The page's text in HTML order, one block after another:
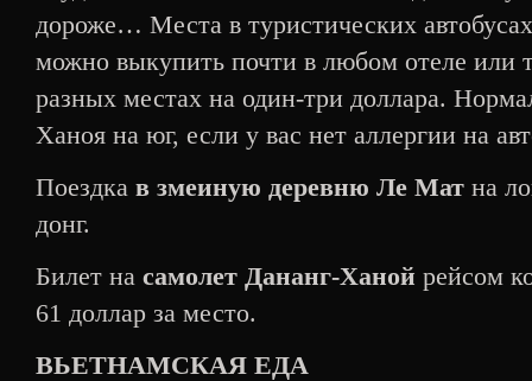
дороже… Места в туристических
можно выкупить почти в любом отеле или
разных местах на один-три доллара.
Ханоя на юг, если у вас нет аллергии на
Поездка в змеиную деревню Ле Мат на
донг.
Билет на самолет Дананг-Ханой рейсом
61 доллар за место.
ВЬЕТНАМСКАЯ ЕДА